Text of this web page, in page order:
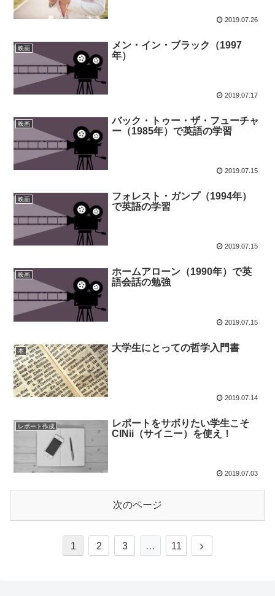
2019.07.26
映画
メン・イン・ブラック（1997
年）
2019.07.17
映画
バック・トゥー・ザ・フューチャ
ー（1985年）で英語の学習
2019.07.15
映画
フォレスト・ガンプ（1994年）
で英語の学習
2019.07.15
映画
ホームアローン（1990年）で英
語会話の勉強
2019.07.15
本 大学生にとっての哲学入門書
2019.07.14
レポート作成
レポートをサボりたい学生こそ
CINii（サイニー）を使え！
2019.07.03
次のページ
1 2 3 … 11